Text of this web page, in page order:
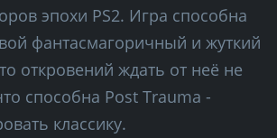
эпохи PS2. Игра способна
фантасмагоричный и жуткий
откровений ждать от неё не
способна Post Trauma -
классику.